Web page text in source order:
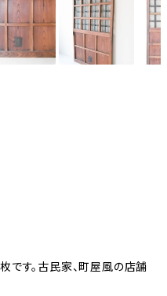
す。古民家、町屋風の店舗